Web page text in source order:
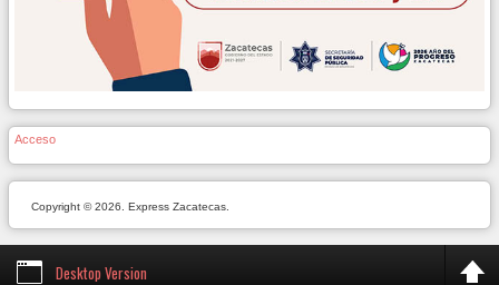
Acceso
Copyright © 2026. Express Zacatecas.
Desktop Version